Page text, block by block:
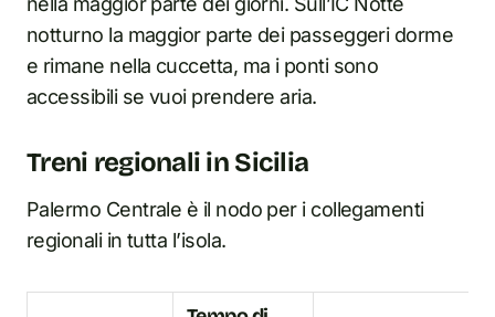
notturno la maggior parte dei passeggeri dorme
e rimane nella cuccetta, ma i ponti sono
accessibili se vuoi prendere aria.
Treni regionali in Sicilia
Palermo Centrale è il nodo per i collegamenti
regionali in tutta l’isola.